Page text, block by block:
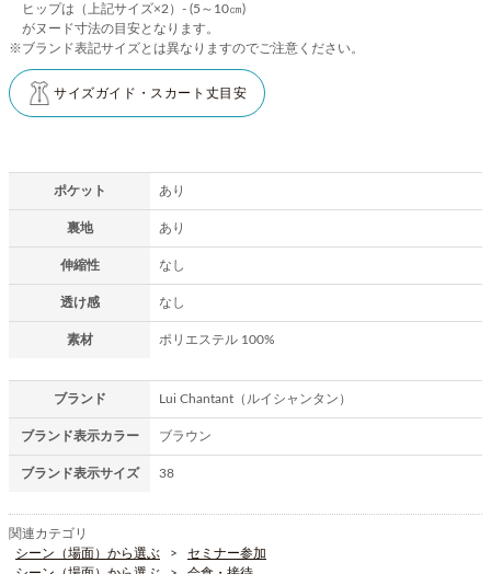
ヒップは（上記サイズ×2）- (5～10㎝)
がヌード寸法の目安となります。
※ブランド表記サイズとは異なりますのでご注意ください。
サイズガイド・スカート丈目安
ポケット あり
裏地 あり
伸縮性 なし
透け感 なし
素材 ポリエステル 100%
ブランド Lui Chantant（ルイシャンタン）
ブランド表示カラー ブラウン
ブランド表示サイズ 38
関連カテゴリ
シーン（場面）から選ぶ
セミナー参加